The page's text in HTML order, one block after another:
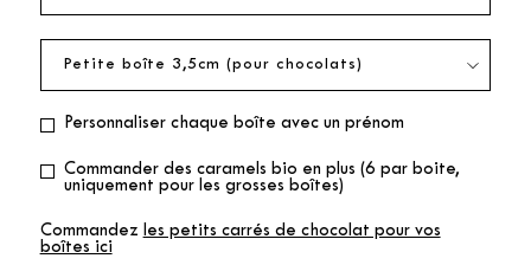
Personnaliser chaque boîte avec un prénom
Commander des caramels bio en plus (6 par boite,
uniquement pour les grosses boîtes)
Commandez
les petits carrés de chocolat pour vos
boîtes ici